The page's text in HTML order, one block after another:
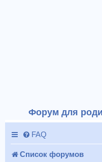
Форум для
FAQ
Список форумов